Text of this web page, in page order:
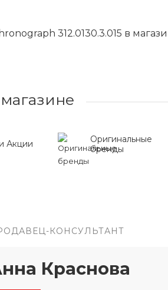
312.0130.3.015 в
Акции
Оригинальные
бренды
КОНСУЛЬТАНТ
Краснова